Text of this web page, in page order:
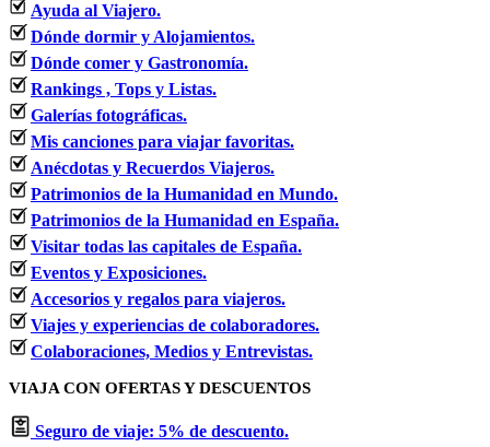
Ayuda al Viajero.
Dónde dormir y Alojamientos.
Dónde comer y Gastronomía.
Rankings , Tops y Listas.
Galerías fotográficas.
Mis canciones para viajar favoritas.
Anécdotas y Recuerdos Viajeros.
Patrimonios de la Humanidad en Mundo.
Patrimonios de la Humanidad en España.
Visitar todas las capitales de España.
Eventos y Exposiciones.
Accesorios y regalos para viajeros.
Viajes y experiencias de colaboradores.
Colaboraciones, Medios y Entrevistas.
VIAJA CON OFERTAS Y DESCUENTOS
Seguro de viaje: 5% de descuento.